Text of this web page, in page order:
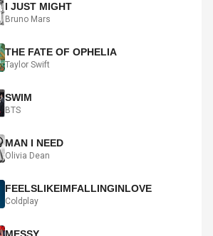
I JUST MIGHT
Bruno Mars
THE FATE OF OPHELIA
Taylor Swift
SWIM
BTS
MAN I NEED
Olivia Dean
FEELSLIKEIMFALLINGINLOVE
Coldplay